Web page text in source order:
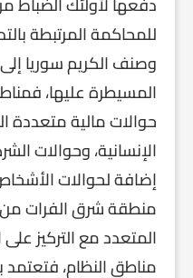
للمحاكمة المرتبطة
وصنف الكريم سوريا
المسيطرة عليها،
حوالات مالية متعددة
الإنسانية، وحوالات
إضافة لحوالات
منطقة شرق الفرات
المتعدد مع التركيز على
مناطق النظام،